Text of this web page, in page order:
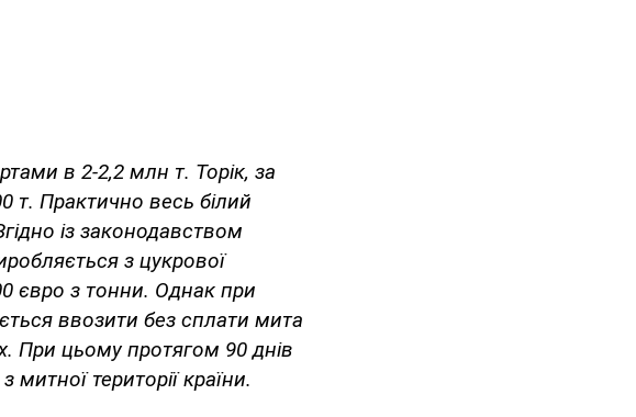
в 2-2,2 млн т. Торік, за
т. Практично весь білий
із законодавством
з цукрової
євро з тонни. Однак при
ввозити без сплати мита
При цьому протягом 90 днів
території країни.